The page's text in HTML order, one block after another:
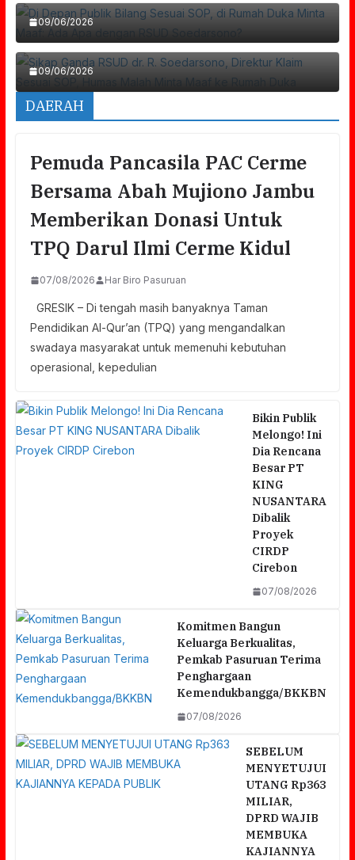
09/06/2026
Direktur Klaim Sesuai SOP, Humas Malah
Minta Maaf Ke Rumah Duka
09/06/2026
DAERAH
Pemuda Pancasila PAC Cerme
Bersama Abah Mujiono Jambu
Memberikan Donasi Untuk
TPQ Darul Ilmi Cerme Kidul
07/08/2026 Har Biro Pasuruan
GRESIK – Di tengah masih banyaknya Taman
Pendidikan Al-Qur’an (TPQ) yang mengandalkan
swadaya masyarakat untuk memenuhi kebutuhan
operasional, kepedulian
Bikin Publik
Melongo! Ini
Dia Rencana
Besar PT
KING
NUSANTARA
Dibalik
Proyek
CIRDP
Cirebon
07/08/2026
Komitmen Bangun
Keluarga Berkualitas,
Pemkab Pasuruan Terima
Penghargaan
Kemendukbangga/BKKBN
07/08/2026
SEBELUM
MENYETUJUI
UTANG Rp363
MILIAR,
DPRD WAJIB
MEMBUKA
KAJIANNYA